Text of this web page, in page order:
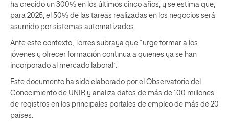
ha crecido un 300% en los últimos cinco años, y se estima que,
para 2025, el 50% de las tareas realizadas en los negocios será
asumido por sistemas automatizados.
Ante este contexto, Torres subraya que “urge formar a los
jóvenes y ofrecer formación continua a quienes ya se han
incorporado al mercado laboral”.
Este documento ha sido elaborado por el Observatorio del
Conocimiento de UNIR y analiza datos de más de 100 millones
de registros en los principales portales de empleo de más de 20
países.